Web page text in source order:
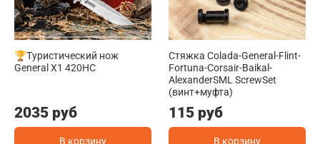
🏆Туристический нож
General X1 420HC
2035 руб
В корзину
Стяжка Colada-General-Flint-
Fortuna-Corsair-Baikal-
AlexanderSML ScrewSet
(винт+муфта)
115 руб
В корзину